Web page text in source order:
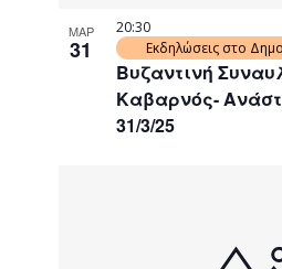
ΜΑΡ
31
Βυζαντινή
Καβαρνός-
31/3/25
20:30
Εκδηλώσεις στο